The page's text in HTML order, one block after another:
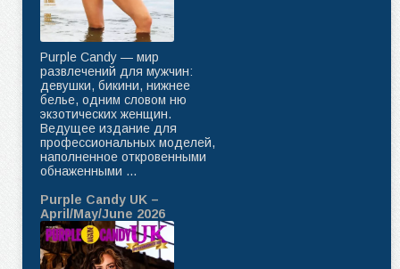
Purple Candy — мир
развлечений для мужчин:
девушки, бикини, нижнее
белье, одним словом ню
экзотических женщин.
Ведущее издание для
профессиональных моделей,
наполненное откровенными
обнаженными ...
Purple Candy UK –
April/May/June 2026